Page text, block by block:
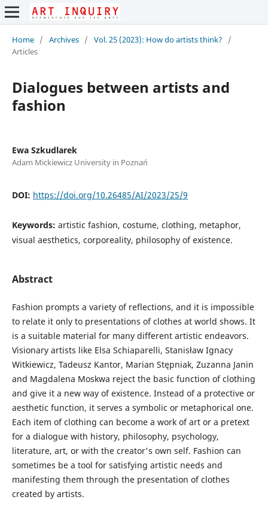
Home / Archives / Vol. 25 (2023): How do artists think?
/
Articles
Dialogues between artists and
fashion
Ewa Szkudlarek
Adam Mickiewicz University in Poznań
DOI: https://doi.org/10.26485/AI/2023/25/9
Keywords: artistic fashion, costume, clothing, metaphor,
visual aesthetics, corporeality, philosophy of existence.
Abstract
Fashion prompts a variety of reflections, and it is impossible
to relate it only to presen­tations of clothes at world shows. It
is a suitable material for many different artistic endeavors.
Visionary artists like Elsa Schiaparelli, Stanisław Ignacy
Witkiewicz, Tadeusz Kantor, Marian Stępniak, Zuzanna Janin
and Magdalena Moskwa reject the basic function of clothing
and give it a new way of existence. Instead of a protective or
aesthetic function, it serves a symbolic or metaphorical one.
Each item of clothing can become a work of art or a pretext
for a dialogue with history, philosophy, psychology,
literature, art, or with the creator's own self. Fashion can
sometimes be a tool for satisfying artistic needs and
manifesting them through the presentation of clothes
created by artists.